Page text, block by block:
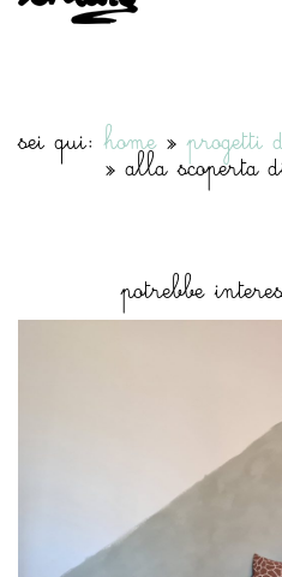
home progetti
alla scoperta
potrebbe